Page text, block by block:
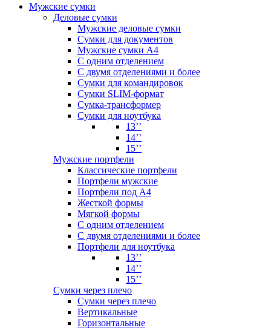
Мужские сумки
Деловые сумки
Мужские деловые сумки
Сумки для документов
Мужские сумки А4
С одним отделением
С двумя отделениями и более
Сумки для командировок
Сумки SLIM-формат
Сумка-трансформер
Сумки для ноутбука
13’’
14’’
15’’
Мужские портфели
Классические портфели
Портфели мужские
Портфели под А4
Жесткой формы
Мягкой формы
С одним отделением
С двумя отделениями и более
Портфели для ноутбука
13’’
14’’
15’’
Сумки через плечо
Сумки через плечо
Вертикальные
Горизонтальные